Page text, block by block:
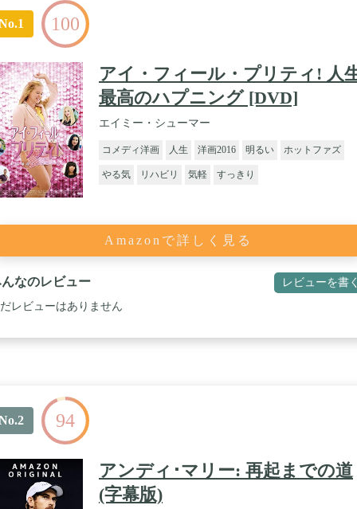
100
アイ・フィール・プリティ! 人
最高のハプニング [DVD]
エイミー・シューマー
コメディ洋画 人生 洋画2016 明るい ホットファズ
やる気 リハビリ 気軽 すっきり
Amazonで詳しく見る
なのレビュー レビューを書
レビューはありません
94
アンディ･マリー: 再起までの道
(字幕版)